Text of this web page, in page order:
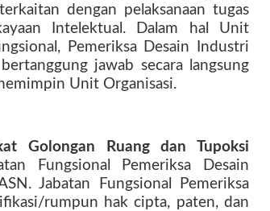
dengan pelaksanaan tugas
Intelektual. Dalam hal Unit
Pemeriksa Desain Industri
jawab secara langsung
Unit Organisasi.
Golongan Ruang dan Tupoksi
Fungsional Pemeriksa Desain
Jabatan Fungsional Pemeriksa
rumpun hak cipta, paten, dan